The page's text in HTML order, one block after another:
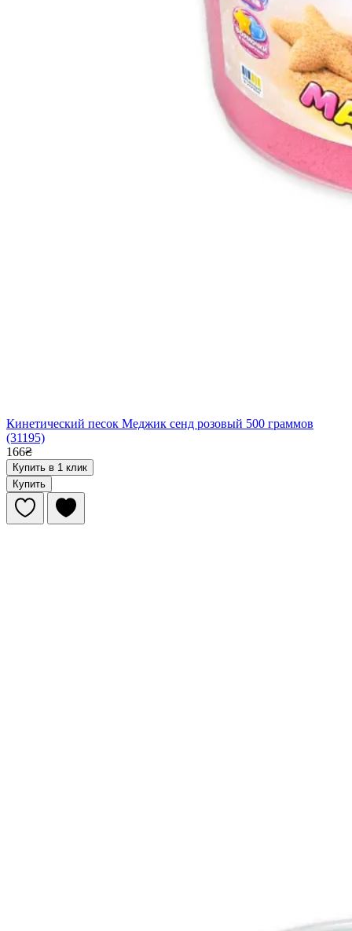
Кинетический песок Меджик сенд розовый 500 граммов
(31195)
166₴
Купить в 1 клик
Купить